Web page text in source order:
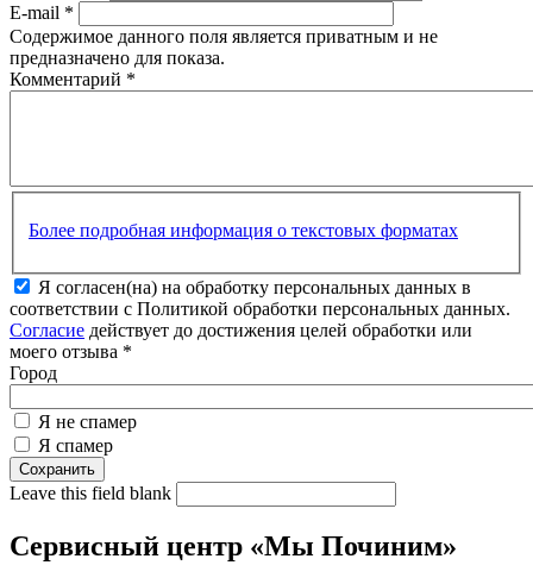
E-mail *
Содержимое данного поля является приватным и не
предназначено для показа.
Комментарий *
Более подробная информация о текстовых форматах
Я согласен(на) на обработку персональных данных в
соответствии с Политикой обработки персональных данных.
Согласие действует до достижения целей обработки или
моего отзыва *
Город
Я не спамер
Я спамер
Leave this field blank
Сервисный центр «Мы Починим»